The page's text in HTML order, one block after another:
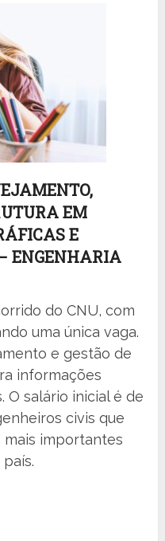
EM
E
ENGENHARIA
do CNU, com
uma única vaga.
e gestão de
informações
O salário inicial é de
civis que
mais importantes